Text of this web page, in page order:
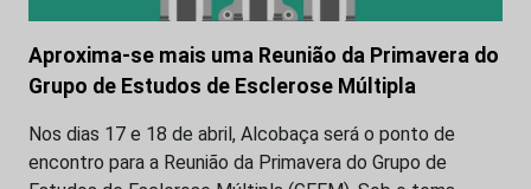
Aproxima-se mais uma Reunião da Primavera do
Grupo de Estudos de Esclerose Múltipla
Nos dias 17 e 18 de abril, Alcobaça será o ponto de
encontro para a Reunião da Primavera do Grupo de